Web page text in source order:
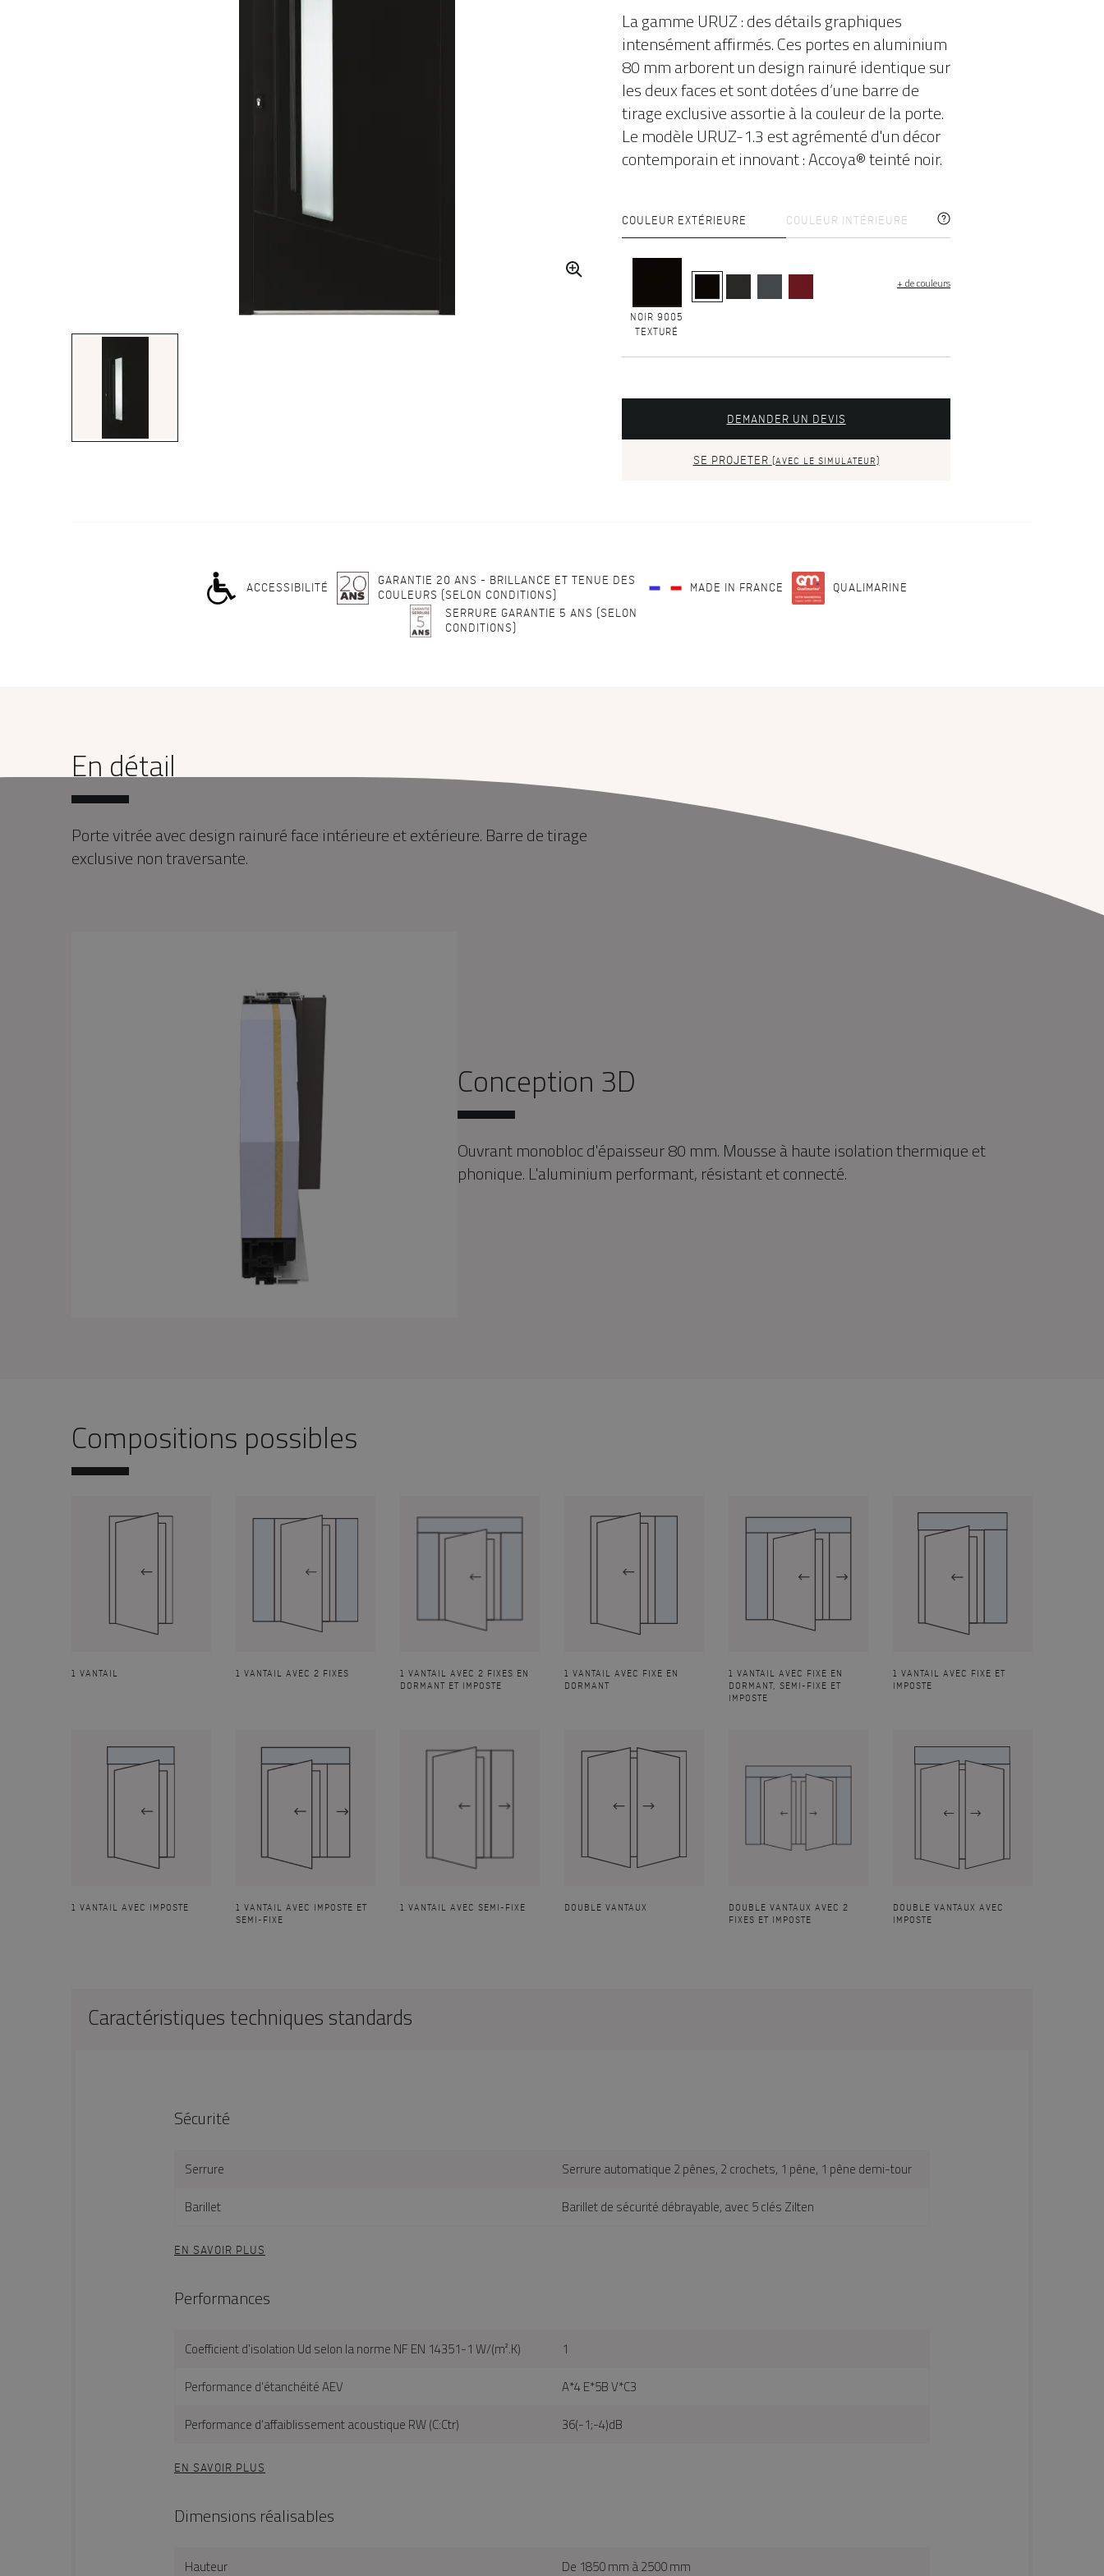
La gamme URUZ: des détails graphiques
intensément affirmés. Ces portes en aluminium
80 mm arborent un design rainuré identique sur
les deux faces et sont dotées d’une barre de
tirage exclusive assortie à la couleur de la porte.
Le modèle URUZ-1.3 est agrémenté d'un décor
contemporain et innovant : Accoya® teinté noir.
COULEUR EXTÉRIEURE COULEUR INTÉRIEURE
NOIR 9005
TEXTURÉ
+ de couleurs
DEMANDER UN DEVIS
SE PROJETER (AVEC LE SIMULATEUR)
ACCESSIBILITÉ
GARANTIE 20 ANS - BRILLANCE ET TENUE DES
COULEURS (SELON CONDITIONS)
MADE IN FRANCE QUALIMARINE
SERRURE GARANTIE 5 ANS (SELON
CONDITIONS)
En détail
Porte vitrée avec design rainuré face intérieure et extérieure. Barre de tirage
exclusive non traversante.
Conception 3D
Ouvrant monobloc d'épaisseur 80 mm. Mousse à haute isolation thermique et
phonique. L'aluminium performant, résistant et connecté.
Compositions possibles
1 VANTAIL 1 VANTAIL AVEC 2 FIXES
1 VANTAIL AVEC 2 FIXES EN
DORMANT ET IMPOSTE
1 VANTAIL AVEC FIXE EN
DORMANT
1 VANTAIL AVEC FIXE EN
DORMANT, SEMI-FIXE ET
IMPOSTE
1 VANTAIL AVEC FIXE ET
IMPOSTE
1 VANTAIL AVEC IMPOSTE
1 VANTAIL AVEC IMPOSTE ET
SEMI-FIXE
1 VANTAIL AVEC SEMI-FIXE DOUBLE VANTAUX
DOUBLE VANTAUX AVEC 2
FIXES ET IMPOSTE
DOUBLE VANTAUX AVEC
IMPOSTE
Caractéristiques techniques standards
Sécurité
Serrure
Serrure automatique 2 pênes, 2 crochets, 1 pêne, 1 pêne demi-tour
Barillet
Barillet de sécurité débrayable, avec 5 clés Zilten
EN SAVOIR PLUS
Performances
Coefficient d'isolation Ud selon la norme NF EN 14351-1 W/(m².K)
1
Performance d'étanchéité AEV
A*4 E*5B V*C3
Performance d'affaiblissement acoustique RW (C:Ctr)
36(-1;-4)dB
EN SAVOIR PLUS
Dimensions réalisables
Hauteur De 1850 mm à 2500 mm